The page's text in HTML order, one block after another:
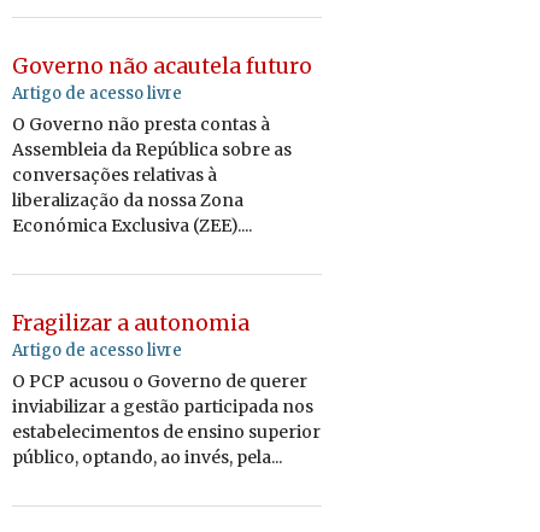
Governo não acautela futuro
Artigo de acesso livre
O Governo não presta contas à
Assembleia da República sobre as
conversações relativas à
liberalização da nossa Zona
Económica Exclusiva (ZEE)....
Fragilizar a autonomia
Artigo de acesso livre
O PCP acusou o Governo de querer
inviabilizar a gestão participada nos
estabelecimentos de ensino superior
público, optando, ao invés, pela...